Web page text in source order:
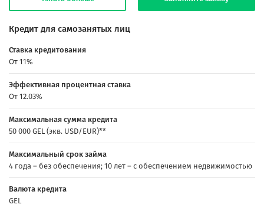
Кредит для самозанятых лиц
Ставка кредитования
От 11%
Эффективная процентная ставка
От 12.03%
Максимальная сумма кредита
50 000 GEL (экв. USD/EUR)**
Максимальный срок займа
4 года – без обеспечения; 10 лет – с обеспечением недвижимостью
Валюта кредита
GEL